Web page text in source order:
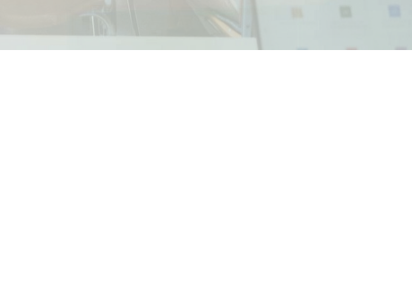
Euregio-Projekt „Resilient Beliefs”
Grundlagen der institutionellen Resilienz